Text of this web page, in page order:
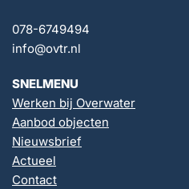
078-6749494
info@ovtr.nl
SNELMENU
Werken bij Overwater
Aanbod objecten
Nieuwsbrief
Actueel
Contact